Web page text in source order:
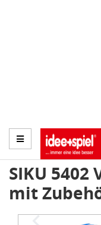
SIKU
mit